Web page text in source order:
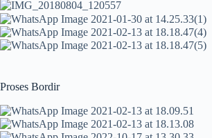
Proses Bordir